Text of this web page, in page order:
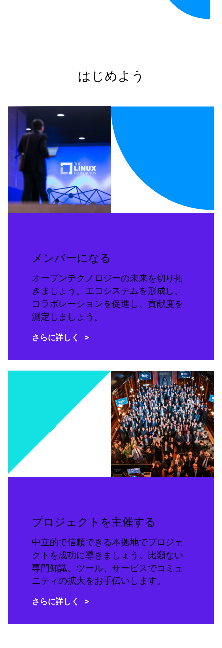
はじめよう
メンバーになる
オープンテクノロジーの未来を切り拓
きましょう。エコシステムを形成し、
コラボレーションを促進し、貢献度を
測定しましょう。
さらに詳しく
プロジェクトを主催する
中立的で信頼できる本拠地でプロジェ
クトを成功に導きましょう。比類ない
専門知識、ツール、サービスでコミュ
ニティの拡大をお手伝いします。
さらに詳しく